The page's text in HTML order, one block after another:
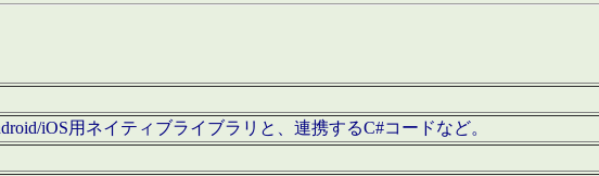
iOS用ネイティブライブラリと、連携するC#コードなど。